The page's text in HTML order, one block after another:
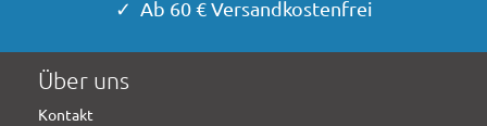
✓ Ab 60 € Versandkostenfrei
Über uns
Kontakt